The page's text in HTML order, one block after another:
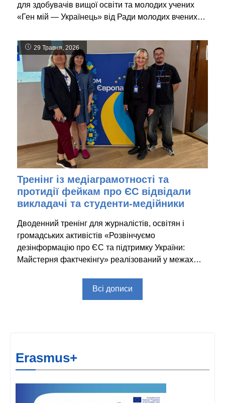
для здобувачів вищої освіти та молодих учених
«Ген мій — Українець» від Ради молодих вчених…
29 Травня, 2026
Тренінг із медіаграмотності та
протидії фейкам про ЄС відвідали
викладачі та студенти-медійники
Дводенний тренінг для журналістів, освітян і
громадських активістів «Розвінчуємо
дезінформацію про ЄС та підтримку України:
Майстерня фактчекінгу» реалізований у межах…
Всі дописи
Erasmus+